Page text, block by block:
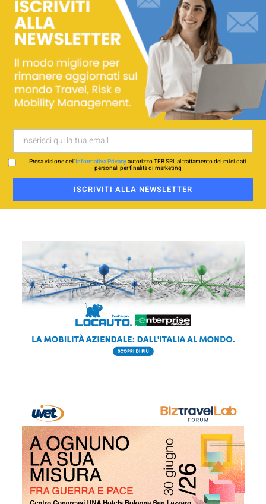
Presa visione dell’Informativa Privacyautorizzo TFB SRL al trattamento dei miei dati
personali per finalità di marketing
ISCRIVITI ALLA NEWSLETTER